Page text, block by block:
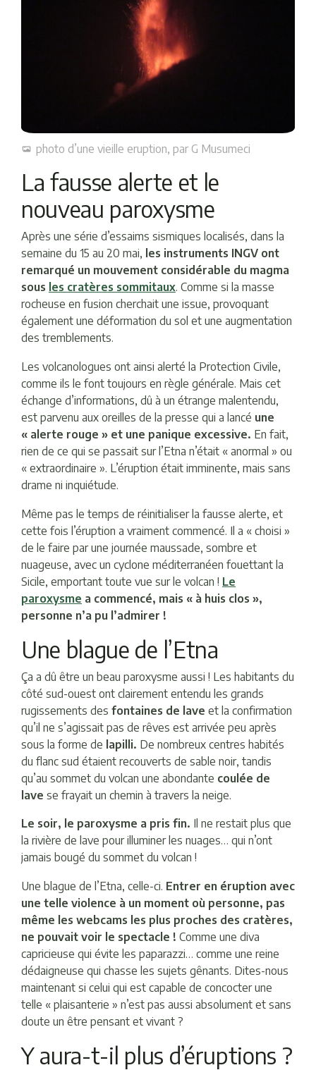
photo d’une vieille eruption, par G Musumeci
La fausse alerte et le
nouveau paroxysme
Après une série d’essaims sismiques localisés, dans la
semaine du 15 au 20 mai, les instruments INGV ont
remarqué un mouvement considérable du magma
sous les cratères sommitaux. Comme si la masse
rocheuse en fusion cherchait une issue, provoquant
également une déformation du sol et une augmentation
des tremblements.
Les volcanologues ont ainsi alerté la Protection Civile,
comme ils le font toujours en règle générale. Mais cet
échange d’informations, dû à un étrange malentendu,
est parvenu aux oreilles de la presse qui a lancé une
« alerte rouge » et une panique excessive. En fait,
rien de ce qui se passait sur l’Etna n’était « anormal » ou
« extraordinaire ». L’éruption était imminente, mais sans
drame ni inquiétude.
Même pas le temps de réinitialiser la fausse alerte, et
cette fois l’éruption a vraiment commencé. Il a « choisi »
de le faire par une journée maussade, sombre et
nuageuse, avec un cyclone méditerranéen fouettant la
Sicile, emportant toute vue sur le volcan ! Le
paroxysme a commencé, mais « à huis clos »,
personne n’a pu l’admirer !
Une blague de l’Etna
Ça a dû être un beau paroxysme aussi ! Les habitants du
côté sud-ouest ont clairement entendu les grands
rugissements des fontaines de lave et la confirmation
qu’il ne s’agissait pas de rêves est arrivée peu après
sous la forme de lapilli. De nombreux centres habités
du flanc sud étaient recouverts de sable noir, tandis
qu’au sommet du volcan une abondante coulée de
lave se frayait un chemin à travers la neige.
Le soir, le paroxysme a pris fin. Il ne restait plus que
la rivière de lave pour illuminer les nuages… qui n’ont
jamais bougé du sommet du volcan !
Une blague de l’Etna, celle-ci. Entrer en éruption avec
une telle violence à un moment où personne, pas
même les webcams les plus proches des cratères,
ne pouvait voir le spectacle ! Comme une diva
capricieuse qui évite les paparazzi… comme une reine
dédaigneuse qui chasse les sujets gênants. Dites-nous
maintenant si celui qui est capable de concocter une
telle « plaisanterie » n’est pas aussi absolument et sans
doute un être pensant et vivant ?
Y aura-t-il plus d’éruptions ?